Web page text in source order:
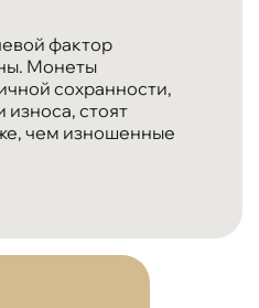
фактор
Монеты
сохранности,
стоят
чем изношенные